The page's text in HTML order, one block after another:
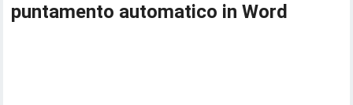
puntamento automatico in Word